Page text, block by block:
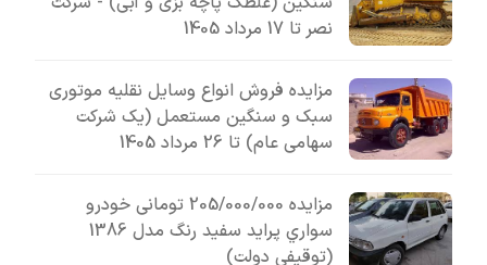
نصر تا 17 مرداد 1405
مزایده فروش انواع وسایل نقلیه موتوری
سبک و سنگین مستعمل (یک شرکت
سهامی عام) تا 26 مرداد 1405
مزایده 205/000/000 تومانی خودرو
سواري پرايد سفيد رنگ مدل 1386
(توقیفی دولت)